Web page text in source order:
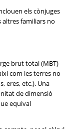
els cònjuges
altres familiars no
brut total (MBT)
com les terres no
eres, etc.). Una
de dimensió
equival